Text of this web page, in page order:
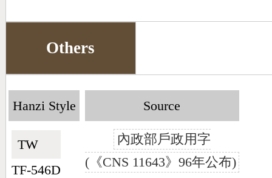
Others
Hanzi Style
TW🇹🇼
TF-546D
Source
內政部戶政用字
(《CNS 11643》96年公布)